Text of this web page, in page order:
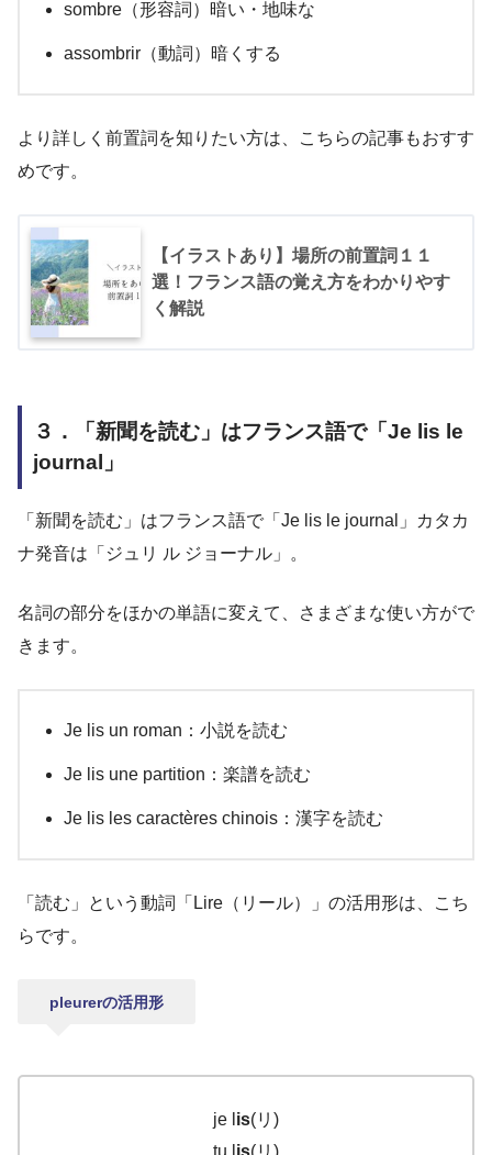
sombre（形容詞）暗い・地味な
assombrir（動詞）暗くする
より詳しく前置詞を知りたい方は、こちらの記事もおすす
めです。
【イラストあり】場所の前置詞１１
選！フランス語の覚え方をわかりやす
く解説
３．「新聞を読む」はフランス語で「Je lis le
journal」
「新聞を読む」はフランス語で「Je lis le journal」カタカ
ナ発音は「ジュリ ル ジョーナル」。
名詞の部分をほかの単語に変えて、さまざまな使い方がで
きます。
Je lis un roman：小説を読む
Je lis une partition：楽譜を読む
Je lis les caractères chinois：漢字を読む
「読む」という動詞「Lire（リール）」の活用形は、こち
らです。
pleurerの活用形
je l is(リ)
tu l is(リ)